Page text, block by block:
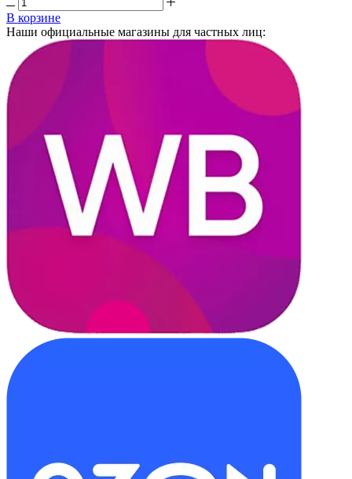
В корзине
Наши официальные магазины для частных лиц: